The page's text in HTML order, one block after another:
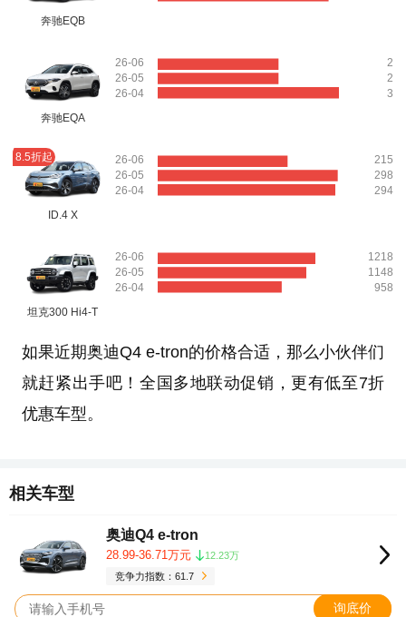
奔驰EQB
奔驰EQA
26-06
26-05
26-04
2
2
3
8.5折起
ID.4 X
26-06
26-05
26-04
215
298
294
坦克300 Hi4-T
26-06
26-05
26-04
1218
1148
958
如果近期奥迪Q4 e-tron的价格合适，那么小伙伴们
就赶紧出手吧！全国多地联动促销，更有低至7折
优惠车型。
相关车型
奥迪Q4 e-tron
28.99-36.71万元
12.23万
竞争力指数：61.7
询底价